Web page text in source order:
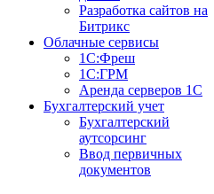
Разработка сайтов на
Битрикс
Облачные сервисы
1С:Фреш
1С:ГРМ
Аренда серверов 1С
Бухгалтерский учет
Бухгалтерский
аутсорсинг
Ввод первичных
документов